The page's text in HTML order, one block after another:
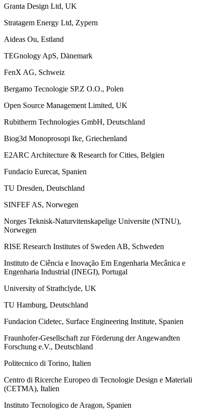
Granta Design Ltd, UK
Stratagem Energy Ltd, Zypern
Aideas Ou, Estland
TEGnology ApS, Dänemark
FenX AG, Schweiz
Bergamo Tecnologie SP.Z O.O., Polen
Open Source Management Limited, UK
Rubitherm Technologies GmbH, Deutschland
Biog3d Monoprosopi Ike, Griechenland
E2ARC Architecture & Research for Cities, Belgien
Fundacio Eurecat, Spanien
TU Dresden, Deutschland
SINFEF AS, Norwegen
Norges Teknisk-Naturvitenskapelige Universite (NTNU),
Norwegen
RISE Research Institutes of Sweden AB, Schweden
Instituto de Ciência e Inovação Em Engenharia Mecânica e
Engenharia Industrial (INEGI), Portugal
University of Strathclyde, UK
TU Hamburg, Deutschland
Fundacion Cidetec, Surface Engineering Institute, Spanien
Fraunhofer-Gesellschaft zur Förderung der Angewandten
Forschung e.V., Deutschland
Politecnico di Torino, Italien
Centro di Ricerche Europeo di Tecnologie Design e Materiali
(CETMA), Italien
Instituto Tecnologico de Aragon, Spanien